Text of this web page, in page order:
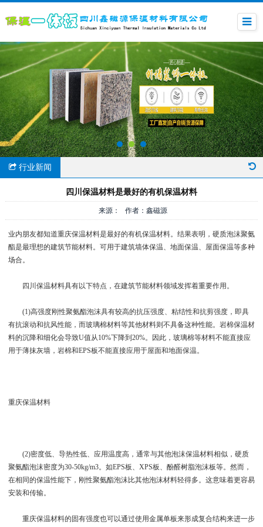
行业新闻
四川保温材料是最好的有机保温材料
来源： 作者：鑫磁源
业内朋友都知道重庆保温材料是最好的有机保温材料。结果表明，硬质泡沫聚氨
酯是最理想的建筑节能材料。可用于建筑墙体保温、地面保温、屋面保温等多种
场合。
四川保温材料具有以下特点，在建筑节能材料领域发挥着重要作用。
(1)高强度刚性聚氨酯泡沫具有较高的抗压强度、粘结性和抗剪强度，即具
有抗滚动和抗风性能，而玻璃棉材料等其他材料则不具备这种性能。岩棉保温材
料的沉降和细化会导致U值从10%下降到20%。因此，玻璃棉等材料不能直接应
用于薄抹灰墙，岩棉和EPS板不能直接应用于屋面和地面保温。
重庆保温材料
(2)密度低、导热性低、应用温度高，通常与其他泡沫保温材料相似，硬质
聚氨酯泡沫密度为30-50kg/m3。如EPS板、XPS板、酚醛树脂泡沫板等。然而，
在相同的保温性能下，刚性聚氨酯泡沫比其他泡沫材料轻得多。这意味着更容易
安装和传输。
重庆保温材料的固有强度也可以通过使用金属单板来形成复合结构来进一步